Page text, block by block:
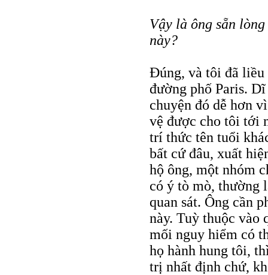
Vậy là ông sẵn
này?
Đúng, và tôi đã liều
đường phố Paris.
chuyện đó dễ hơn
vệ được cho tôi tới
trí thức tên tuổi
bất cứ đâu, xuất
hộ ông, một nhóm
có ý tò mò, thường
quan sát. Ông cần
này. Tuỳ thuộc vào
mối nguy hiểm có
họ hành hung tôi,
trị nhất định chứ,